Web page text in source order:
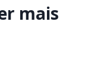
mais